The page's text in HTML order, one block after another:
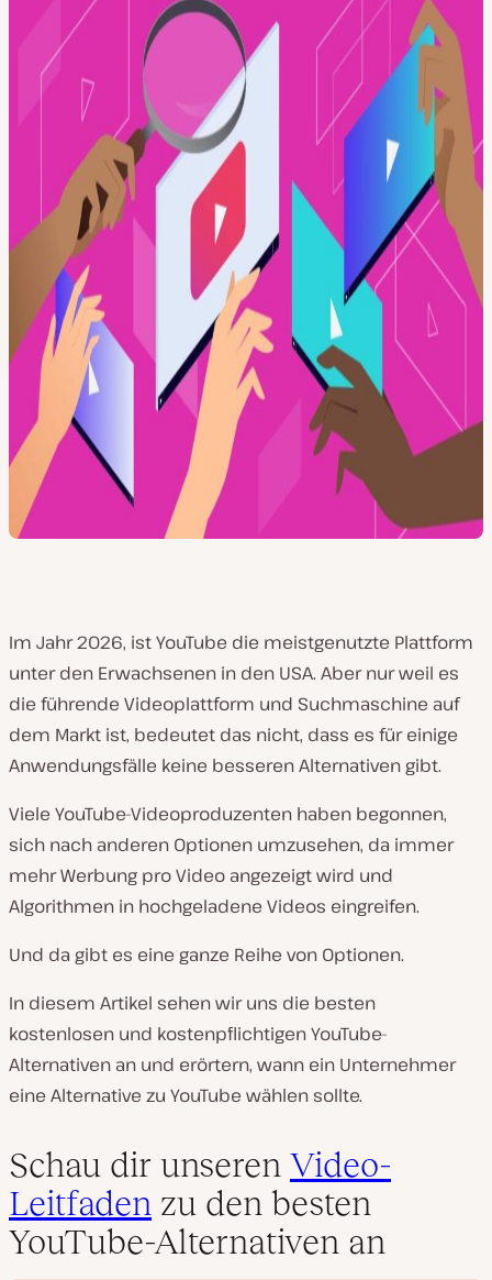
Im Jahr 2026, ist YouTube die meistgenutzte Plattform
unter den Erwachsenen in den USA. Aber nur weil es
die führende Videoplattform und Suchmaschine auf
dem Markt ist, bedeutet das nicht, dass es für einige
Anwendungsfälle keine besseren Alternativen gibt.
Viele YouTube-Videoproduzenten haben begonnen,
sich nach anderen Optionen umzusehen, da immer
mehr Werbung pro Video angezeigt wird und
Algorithmen in hochgeladene Videos eingreifen.
Und da gibt es eine ganze Reihe von Optionen.
In diesem Artikel sehen wir uns die besten
kostenlosen und kostenpflichtigen YouTube-
Alternativen an und erörtern, wann ein Unternehmer
eine Alternative zu YouTube wählen sollte.
Schau dir unseren Video-
Leitfaden zu den besten
YouTube-Alternativen an